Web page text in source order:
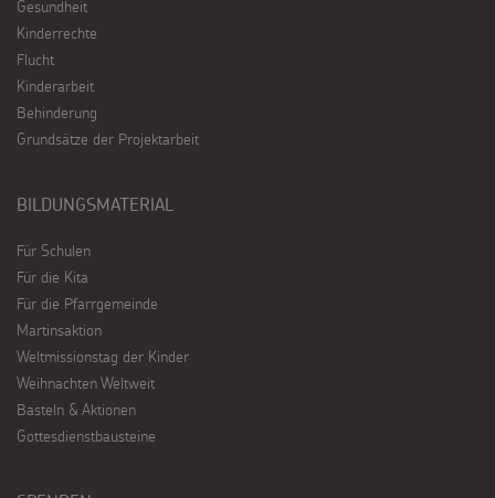
Gesundheit
Kinderrechte
Flucht
Kinderarbeit
Behinderung
Grundsätze der Projektarbeit
BILDUNGSMATERIAL
Für Schulen
Für die Kita
Für die Pfarrgemeinde
Martinsaktion
Weltmissionstag der Kinder
Weihnachten Weltweit
Basteln & Aktionen
Gottesdienstbausteine